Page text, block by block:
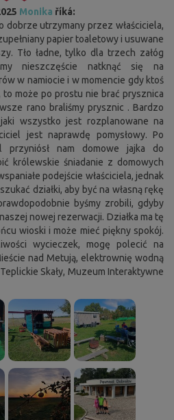
Monika říká:
dobrze utrzymany przez właściciela,
papier toaletowy i usuwane
Tło ładne, tylko dla trzech załóg
nieszczęście natknąć się na
w namiocie i w momencie gdy ktoś
to może po prostu nie brać prysznica
rano braliśmy prysznic . Bardzo
wszystko jest rozplanowane na
jest naprawdę pomysłowy. Po
przyniósł nam domowe jajka do
królewskie śniadanie z domowych
podejście właściciela, jednak
działki, aby być na własną rękę
byśmy zrobili, gdyby
nowej rezerwacji. Działka ma tę
wioski i może mieć piękny spokój.
wycieczek, mogę polecić na
nad Metują, elektrownię wodną
Skały, Muzeum Interaktywne